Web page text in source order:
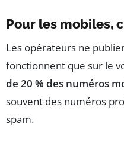
Pour les mobiles,
Les opérateurs ne
fonctionnent que sur le
de 20 % des numéros
souvent des numéros
spam.